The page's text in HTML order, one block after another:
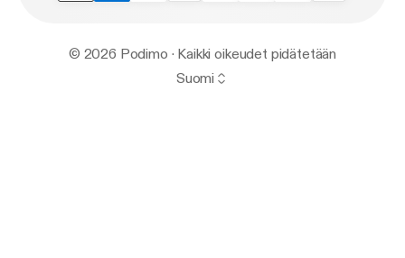
© 2026 Podimo · Kaikki oikeudet pidätetään
Suomi